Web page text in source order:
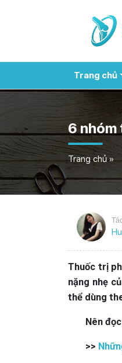
Trang chủ
6 nhóm
Trang chủ»
Thuốc trị
nặng nhẹ
thể dùng
Nên
>>